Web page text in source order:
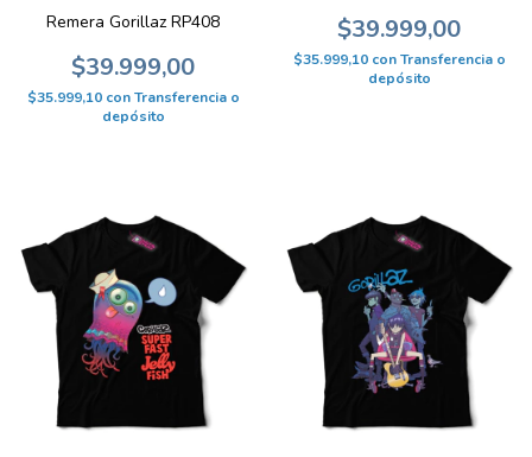
Remera Gorillaz RP408
$39.999,00
$35.999,10 con Transferencia o
depósito
$39.999,00
$35.999,10 con Transferencia o
depósito